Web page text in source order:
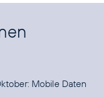
Mobile Daten